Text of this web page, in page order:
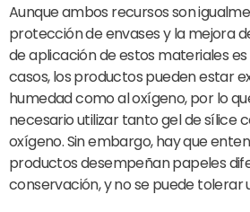
Aunque ambos recursos son
protección de envases y la mejora
de aplicación de estos materiales
casos, los productos pueden estar
humedad como al oxígeno, por lo
necesario utilizar tanto gel de sílice
oxígeno. Sin embargo, hay que
productos desempeñan papeles
conservación, y no se puede tolerar